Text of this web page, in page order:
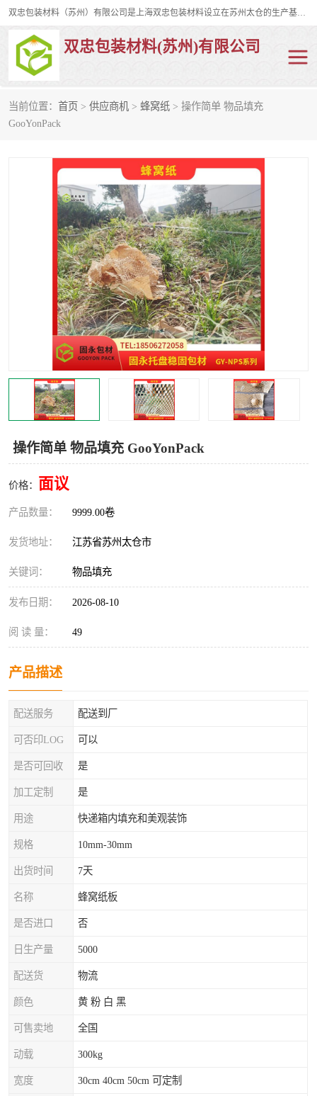
双忠包装材料（苏州）有限公司是上海双忠包装材料设立在苏州太仓的生产基地，占地约2万平米，产品主要有打孔缠绕膜，拉伸蜂窝纸，集装箱充气袋，滑托板，打包带，裹包网兜，防滑纸等箱体和托盘的运输和保护性包材。固永包材®，GooYon Pack®，是我们保护性包装材料的专属品牌。
双忠包装材料(苏州)有限公司
当前位置： 首页 > 供应商机 > 蜂窝纸 > 操作简单 物品填充
GooYonPack
操作简单 物品填充 GooYonPack
价格： 面议
产品数量： 9999.00卷
发货地址： 江苏省苏州太仓市
关键词： 物品填充
发布日期： 2026-08-10
阅 读 量： 49
产品描述
配送服务 配送到厂
可否印LOG 可以
是否可回收 是
加工定制 是
用途 快递箱内填充和美观装饰
规格 10mm-30mm
出货时间 7天
名称 蜂窝纸板
是否进口 否
日生产量 5000
配送货 物流
颜色 黄 粉 白 黑
可售卖地 全国
动载 300kg
宽度 30cm 40cm 50cm 可定制
打孔缠绕膜
裹包网兜 纤维打包带
充气袋
缠绕膜
托盘裹包网兜
托盘捆绑带